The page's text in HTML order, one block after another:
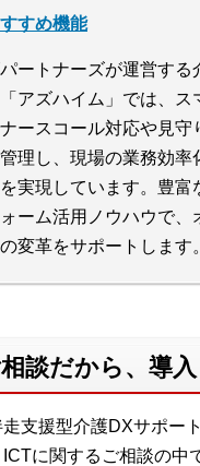
すめ機能
ートナーズが運営する
アズハイム」では、ス
ースコール対応や見守
理し、現場の業務効率
実現しています。豊富
ォーム活用ノウハウで、
変革をサポートします。
談だから、導
走支援型介護DXサポ
に関するご相談の